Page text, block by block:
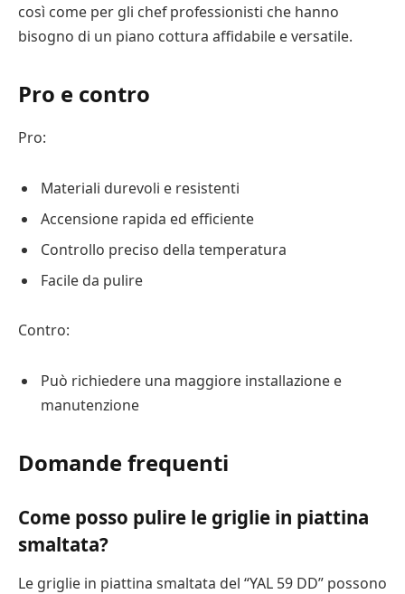
così come per gli chef professionisti che hanno
bisogno di un piano cottura affidabile e versatile.
Pro e contro
Pro:
Materiali durevoli e resistenti
Accensione rapida ed efficiente
Controllo preciso della temperatura
Facile da pulire
Contro:
Può richiedere una maggiore installazione e
manutenzione
Domande frequenti
Come posso pulire le griglie in piattina
smaltata?
Le griglie in piattina smaltata del “YAL 59 DD” possono